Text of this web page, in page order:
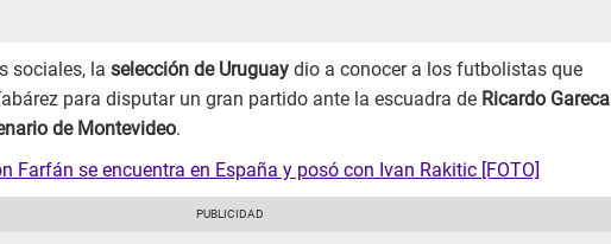
sociales, la selección de Uruguay dio a conocer a los futbolistas que
para disputar un gran partido ante la escuadra de Ricardo Gareca
de Montevideo.
Farfán se encuentra en España y posó con Ivan Rakitic [FOTO]